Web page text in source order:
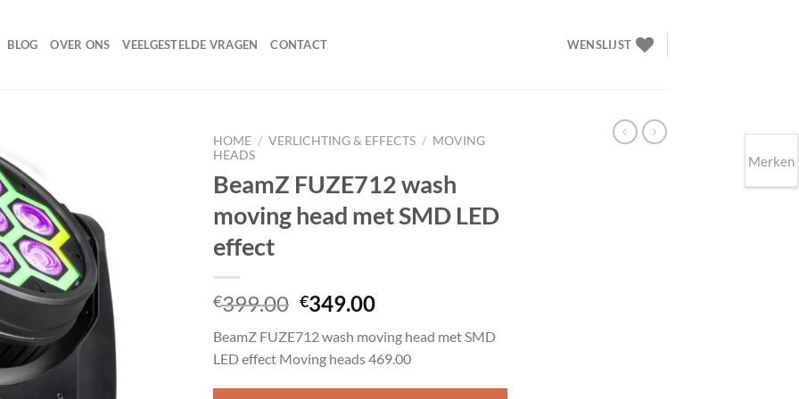
BLOG OVER ONS VEELGESTELDE VRAGEN CONTACT WENSLIJST
HOME / VERLICHTING & EFFECTS / MOVING
HEADS
BeamZ FUZE712 wash
moving head met SMD LED
effect
€399.00 Oorspronkelijke
was:
€399.00.
€349.00Huidige
is:
€349.00.
BeamZ FUZE712 wash moving head met SMD
LED effect Moving heads 469.00
Merken